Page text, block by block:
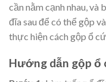
cần nằm cạnh nhau, và
đĩa sau để có thể gộp
thực hiện cách gộp ổ
Hướng dẫn gộp ổ